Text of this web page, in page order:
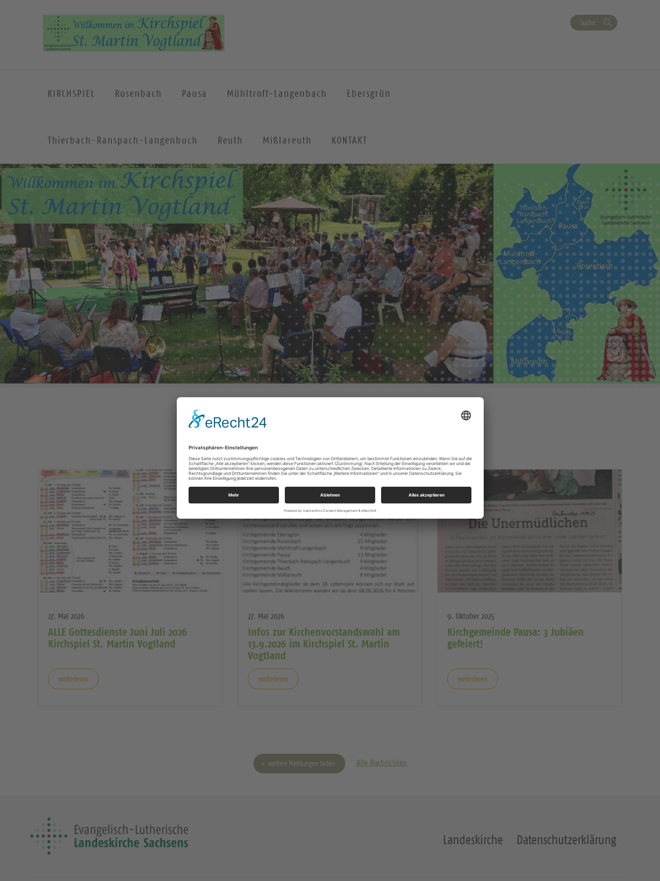
Suche
KIRCHSPIEL Rosenbach Pausa Mühltroff-Langenbach Ebersgrün
Thierbach-Ranspach-Langenbuch Reuth Mißlareuth KONTAKT
27. Mai 2026
ALLE Gottesdienste Juni Juli 2026
Kirchspiel St. Martin Vogtland
weiterlesen
27. Mai 2026
Infos zur Kirchenvorstandswahl am
13.9.2026 im Kirchspiel St. Martin
Vogtland
weiterlesen
9. Oktober 2025
Kirchgemeinde Pausa: 3 Jubiäen
gefeiert!
weiterlesen
weitere Meldungen laden Alle Nachrichten
Landeskirche Datenschutzerklärung